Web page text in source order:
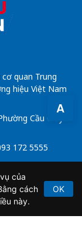
A
quan Trung
hiệu Việt Nam
Cầu Giấy -
172 5555
BTTTT do Bộ
của
cách
này.
OK